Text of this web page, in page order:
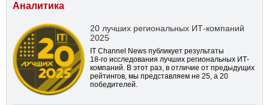
Аналитика
20 лучших региональных ИТ-компаний
2025
IT Channel News публикует результаты
18-го исследования лучших региональных ИТ-
компаний. В этот раз, в отличие от предыдущих
рейтингов, мы представляем не 25, а 20
победителей.